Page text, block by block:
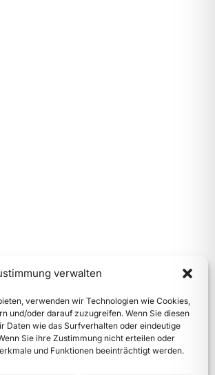
verwalten
verwenden wir Technologien wie Cookies,
und/oder darauf zuzugreifen. Wenn Sie diesen
Daten wie das Surfverhalten oder eindeutige
Sie ihre Zustimmung nicht erteilen oder
und Funktionen beeinträchtigt werden.